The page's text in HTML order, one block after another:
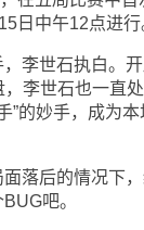
日中午12点进行
世石执白。开
李世石也一直
”的妙手，成为
后的情况下，
吧。